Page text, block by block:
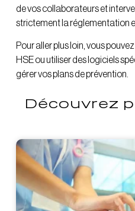
de vos collaborateurs et
strictement la réglementation
Pour aller plus loin, vous
HSE ou utiliser des logiciels
gérer vos plans de prévention.
Découvrez